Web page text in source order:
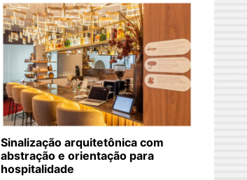
Sinalização arquitetônica com
abstração e orientação para
hospitalidade